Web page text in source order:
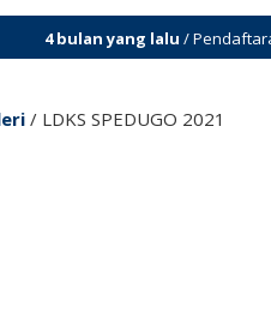
yang lalu/ Pendaftaran SPMB
/ LDKS SPEDUGO 2021